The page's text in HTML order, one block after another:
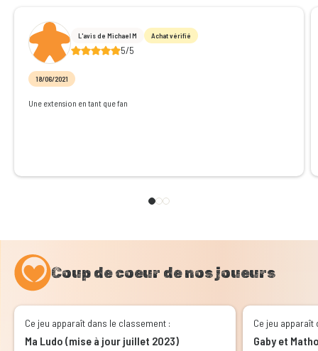
Coup de coeur de nos joueurs
Ce jeu apparaît dans le classement :
Ma Ludo (mise à jour juillet 2023)
Ce jeu apparaît
Gaby et
L'avis de Michael M Achat vérifié
5/5
18/06/2021
Une extension en tant que fan